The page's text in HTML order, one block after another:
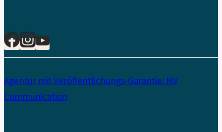
Agentur mit Veröffentlichungs-Garantie: MV
Communication